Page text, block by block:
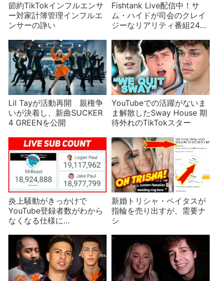
節約TikTokインフルエンサ
ー対家計簿管理インフルエ
ンサーの諍い
Fishtank Live配信中！サ
ム・ハイドが司会のクレイ
ジーなリアリティ番組24時
Lil Tayが活動再開 親権争
いが決着し、新曲SUCKER
4 GREENを公開
YouTubeでの活躍がないま
ま解散したSway House 期
待外れのTikTokスター
炎上騒動がきっかけで
YouTube登録者数がわから
なくなる仕様に
新婚トリシャ・ペイタスが
指輪を売り出すが、需要ナ
シ